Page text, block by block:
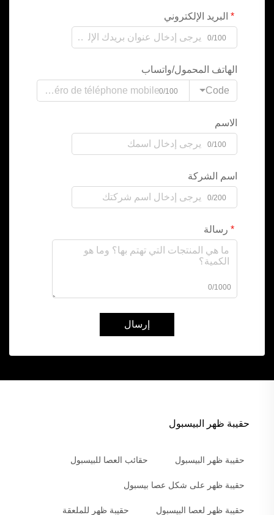
البريد الإلكتروني
0/100
الهاتف المحمول/واتساب
Code
0/100
الاسم
0/100
اسم الشركة
0/200
رسالة
0/1000
إرسال
حقيبة ظهر البيسبول
حقيبة ظهر البيسبول حقائب العصا للبيسبول
حقيبة ظهر على شكل عصا بيسبول
حقيبة ظهر لعصا البيسبول حقيبة ظهر للملعقة